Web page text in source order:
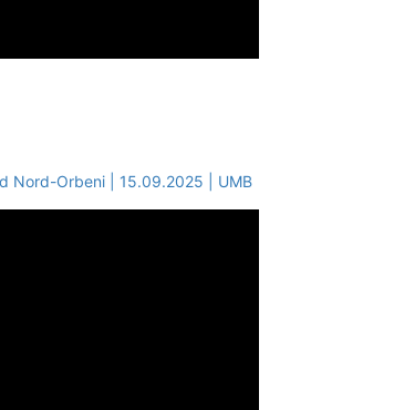
Nord-Orbeni | 15.09.2025 | UMB